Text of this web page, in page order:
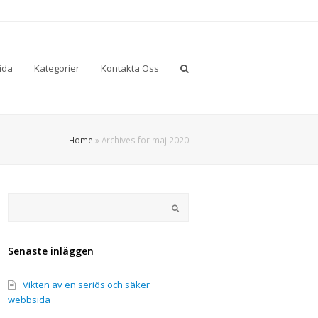
Kategorier Kontakta Oss
Home » Archives for maj 2020
Senaste inläggen
Vikten av en seriös och säker
webbsida